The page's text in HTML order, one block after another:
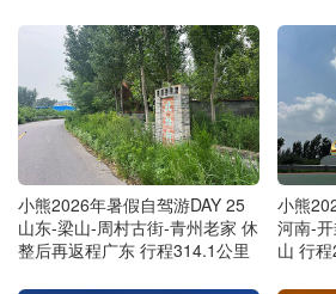
小熊2026年暑假自驾游DAY 25
山东-梁山-周村古街-青州老家 休
整后再返程广东 行程314.1公里
小熊
河南-
山 行